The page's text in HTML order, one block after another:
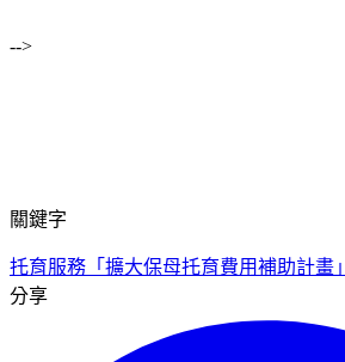
-->
關鍵字
托育服務 「擴大保母托育費用補助計畫」
分享